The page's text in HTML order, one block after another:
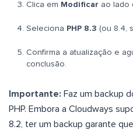
Clica em Modificar ao lado
Seleciona PHP 8.3 (ou 8.4,
Confirma a atualização e
conclusão.
Importante: Faz um backup
PHP. Embora a Cloudways
8.2, ter um backup garante